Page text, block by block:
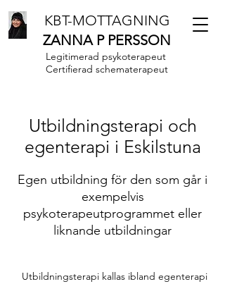
KBT-MOTTAGNING
ZANNA P PERSSON
Legitimerad psykoterapeut
Certifierad schematerapeut
Utbildningsterapi och
egenterapi i Eskilstuna
Egen utbildning för den som går i
exempelvis
psykoterapeutprogrammet eller
liknande utbildningar
Utbildningsterapi kallas ibland egenterapi